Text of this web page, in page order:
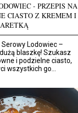
- PRZEPIS NA
CIASTO Z KREMEM I
Lodowiec –
blaszkę! Szukasz
i podzielne ciasto,
wszystkich go...